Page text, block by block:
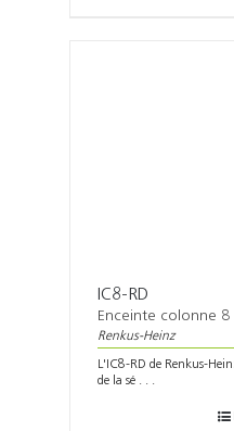
IC8-RD
Enceinte colonne
Renkus-Heinz
L'IC8-RD de Renkus-
de la sé . . .